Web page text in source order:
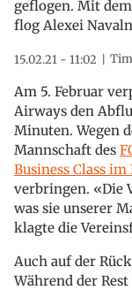
geflogen. Mit
flog Alexei
15.02.21 - 11:02
Am 5. Februar
Airways den
Minuten. Wegen
Mannschaft des
Business Class
verbringen. «Die
was sie unserer
klagte die
Auch auf der
Während der